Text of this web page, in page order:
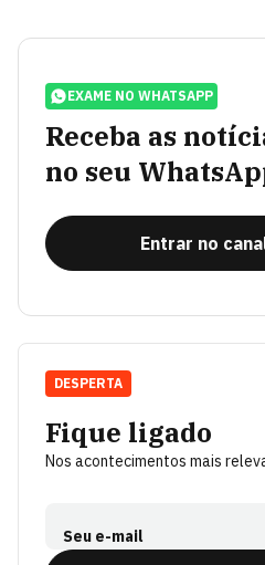
EXAME NO WHATSAPP
Receba as
no seu
Entrar no
Fique ligado
Nos acontecimentos mais
Seu e-mail
DESPERTA